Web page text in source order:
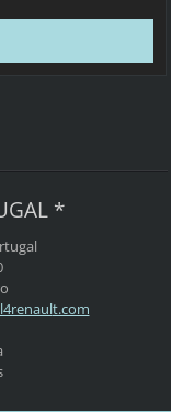
*
l4renault.com